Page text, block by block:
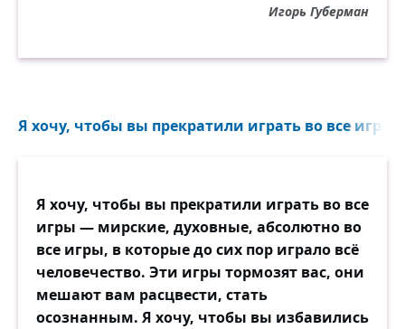
смотришь в небо и видишь — звезда.
Игорь Губерман
Я хочу, чтобы вы прекратили играть во все
Я хочу, чтобы вы прекратили играть во все
игры — мирские, духовные, абсолютно во
все игры, в которые до сих пор играло всё
человечество. Эти игры тормозят вас, они
мешают вам расцвести, стать
осознанным. Я хочу, чтобы вы избавились